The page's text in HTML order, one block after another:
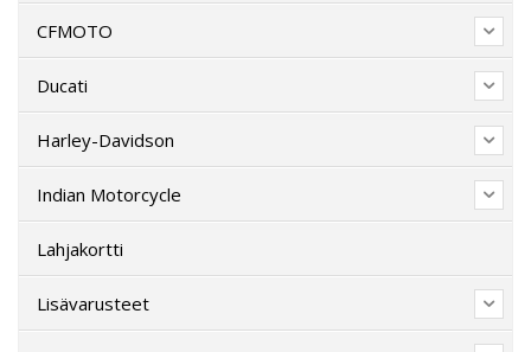
CFMOTO
Ducati
Harley-Davidson
Indian Motorcycle
Lahjakortti
Lisävarusteet